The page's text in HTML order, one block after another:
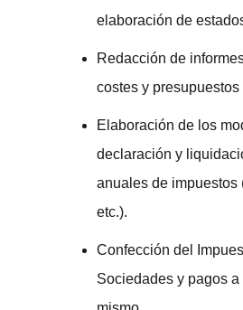
elaboración de
Redacción de
costes y presupuestos
Elaboración de los
declaración y
anuales de impuestos
etc.).
Confección del
Sociedades y pagos a